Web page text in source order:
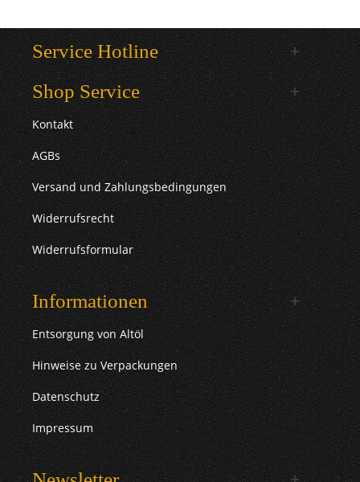
Service Hotline
Shop Service
Kontakt
AGBs
Versand und Zahlungsbedingungen
Widerrufsrecht
Widerrufsformular
Informationen
Entsorgung von Altöl
Hinweise zu Verpackungen
Datenschutz
Impressum